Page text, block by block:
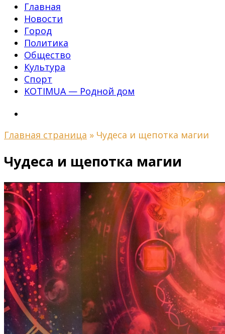
Главная
Новости
Город
Политика
Общество
Культура
Спорт
KOTIMUA — Родной дом
Главная страница » Чудеса и щепотка магии
Чудеса и щепотка магии